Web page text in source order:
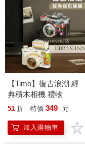
【Timo】復古浪潮 經
典積木相機 禮物
51 折 特價 349 元
加入購物車